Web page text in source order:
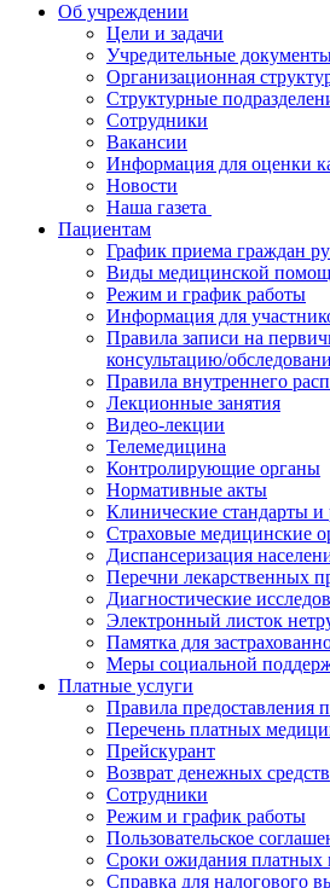
Об учреждении
Цели и задачи
Учредительные
Организационная
Структурные
Сотрудники
Вакансии
Информация для оценки
Новости
​​Наша газета
Пациентам
График приема граждан
Виды медицинской
Режим и график работы
Информация для
Правила записи на
консультацию/
Правила внутреннего
Лекционные занятия
Видео-лекции
Телемедицина
Контролирующие органы
Нормативные акты
Клинические стандарты и
Страховые медицинские
Диспансеризация
Перечни лекарственных
Диагностические
Электронный листок
Памятка для
Меры социальной
Платные услуги
Правила предоставления
Перечень платных
Прейскурант
Возврат денежных средств
Сотрудники
Режим и график работы
Пользовательское
Сроки ожидания платных
Справка для налогового